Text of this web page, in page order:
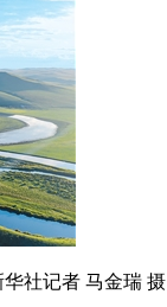
社记者 马金瑞 摄